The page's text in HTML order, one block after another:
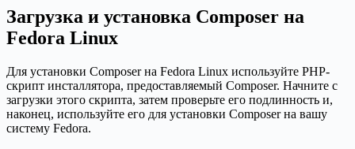
Загрузка и установка Composer на
Fedora Linux
Для установки Composer на Fedora Linux используйте PHP-
скрипт инсталлятора, предоставляемый Composer. Начните с
загрузки этого скрипта, затем проверьте его подлинность и,
наконец, используйте его для установки Composer на вашу
систему Fedora.